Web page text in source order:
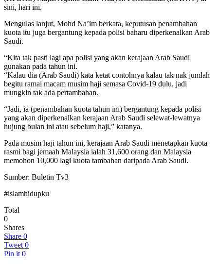
sini, hari ini.
Mengulas lanjut, Mohd Na’im berkata, keputusan penambahan
kuota itu juga bergantung kepada polisi baharu diperkenalkan Arab
Saudi.
“Kita tak pasti lagi apa polisi yang akan kerajaan Arab Saudi
gunakan pada tahun ini.
“Kalau dia (Arab Saudi) kata ketat contohnya kalau tak nak jumlah
begitu ramai macam musim haji semasa Covid-19 dulu, jadi
mungkin tak ada pertambahan.
“Jadi, ia (penambahan kuota tahun ini) bergantung kepada polisi
yang akan diperkenalkan kerajaan Arab Saudi selewat-lewatnya
hujung bulan ini atau sebelum haji,” katanya.
Pada musim haji tahun ini, kerajaan Arab Saudi menetapkan kuota
rasmi bagi jemaah Malaysia ialah 31,600 orang dan Malaysia
memohon 10,000 lagi kuota tambahan daripada Arab Saudi.
Sumber: Buletin Tv3
#islamhidupku
Total
0
Shares
Share 0
Tweet 0
Pin it 0